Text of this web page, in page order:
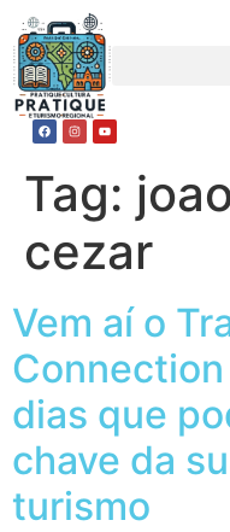
Tag:
cezar
Vem aí o
dias que
chave da
turismo